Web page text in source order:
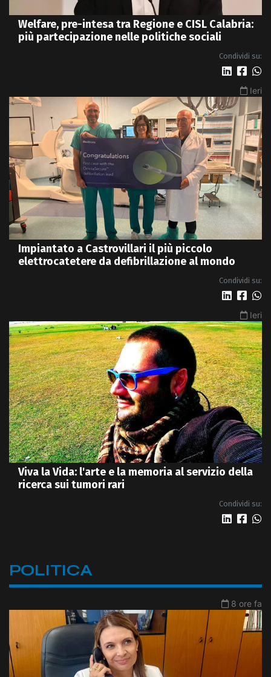
Welfare, pre-intesa tra Regione e CISL Calabria:
più partecipazione nelle politiche sociali
Condividi su:
Ieri
Impiantato a Castrovillari il più piccolo
elettrocatetere da defibrillazione al mondo
Condividi su:
Ieri
Viva la Vida: l'arte e la memoria al servizio della
ricerca sui tumori rari
Condividi su:
POLITICA
8 ore fa